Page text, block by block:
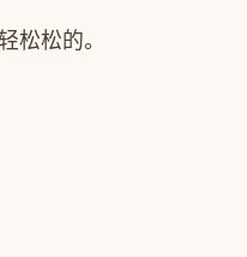
松松的。